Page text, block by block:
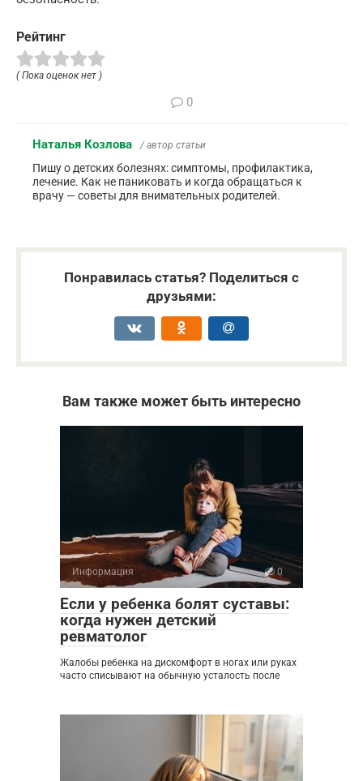
Рейтинг
( Пока оценок нет )
0
Наталья Козлова / автор статьи
Пишу о детских болезнях: симптомы, профилактика,
лечение. Как не паниковать и когда обращаться к
врачу — советы для внимательных родителей.
Понравилась статья? Поделиться с
друзьями:
Вам также может быть интересно
Информация 0
Если у ребенка болят суставы:
когда нужен детский
ревматолог
Жалобы ребенка на дискомфорт в ногах или руках
часто списывают на обычную усталость после